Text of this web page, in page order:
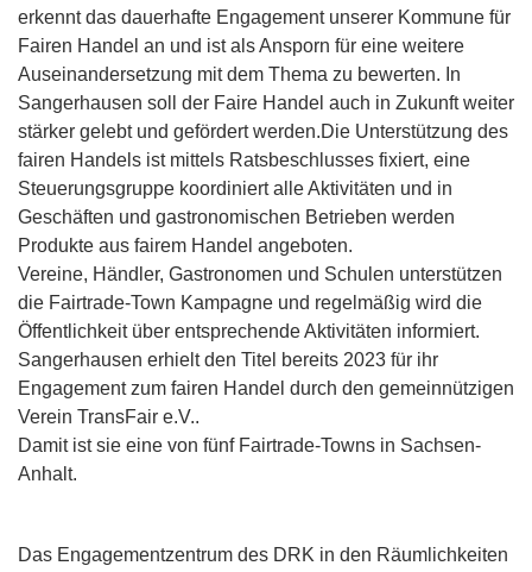
erkennt das dauerhafte Engagement unserer Kommune für
Fairen Handel an und ist als Ansporn für eine weitere
Auseinandersetzung mit dem Thema zu bewerten. In
Sangerhausen soll der Faire Handel auch in Zukunft weiter
stärker gelebt und gefördert werden.Die Unterstützung des
fairen Handels ist mittels Ratsbeschlusses fixiert, eine
Steuerungsgruppe koordiniert alle Aktivitäten und in
Geschäften und gastronomischen Betrieben werden
Produkte aus fairem Handel angeboten.
Vereine, Händler, Gastronomen und Schulen unterstützen
die Fairtrade-Town Kampagne und regelmäßig wird die
Öffentlichkeit über entsprechende Aktivitäten informiert.
Sangerhausen erhielt den Titel bereits 2023 für ihr
Engagement zum fairen Handel durch den gemeinnützigen
Verein TransFair e.V..
Damit ist sie eine von fünf Fairtrade-Towns in Sachsen-
Anhalt.
Das Engagementzentrum des DRK in den Räumlichkeiten